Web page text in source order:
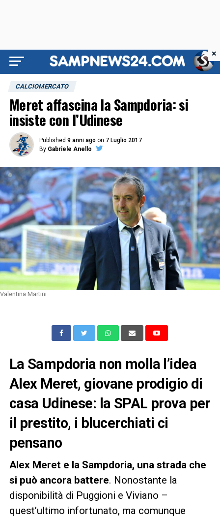
CALCIOMERCATO
Meret affascina la Sampdoria: si
insiste con l’Udinese
Published 9 anni ago on 7 Luglio 2017
By Gabriele Anello
Valentina Martini
La Sampdoria non molla l’idea
Alex Meret, giovane prodigio di
casa Udinese: la SPAL prova per
il prestito, i blucerchiati ci
pensano
Alex Meret e la Sampdoria, una strada che
si può ancora battere. Nonostante la
disponibilità di Puggioni e Viviano –
quest’ultimo infortunato, ma comunque
×